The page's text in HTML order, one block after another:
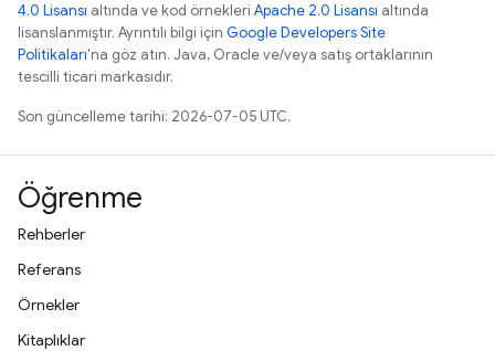
4.0 Lisansı altında ve kod örnekleri Apache 2.0 Lisansı altında
lisanslanmıştır. Ayrıntılı bilgi için Google Developers Site
Politikaları'na göz atın. Java, Oracle ve/veya satış ortaklarının
tescilli ticari markasıdır.
Son güncelleme tarihi: 2026-07-05 UTC.
Öğrenme
Rehberler
Referans
Örnekler
Kitaplıklar